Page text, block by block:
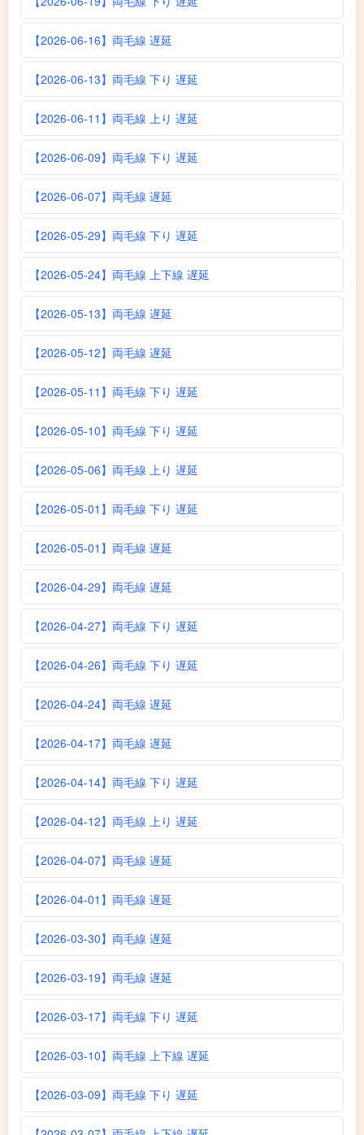
【2026-06-16】両毛線 遅延
【2026-06-13】両毛線 下り 遅延
【2026-06-11】両毛線 上り 遅延
【2026-06-09】両毛線 下り 遅延
【2026-06-07】両毛線 遅延
【2026-05-29】両毛線 下り 遅延
【2026-05-24】両毛線 上下線 遅延
【2026-05-13】両毛線 遅延
【2026-05-12】両毛線 遅延
【2026-05-11】両毛線 下り 遅延
【2026-05-10】両毛線 下り 遅延
【2026-05-06】両毛線 上り 遅延
【2026-05-01】両毛線 下り 遅延
【2026-05-01】両毛線 遅延
【2026-04-29】両毛線 遅延
【2026-04-27】両毛線 下り 遅延
【2026-04-26】両毛線 下り 遅延
【2026-04-24】両毛線 遅延
【2026-04-17】両毛線 遅延
【2026-04-14】両毛線 下り 遅延
【2026-04-12】両毛線 上り 遅延
【2026-04-07】両毛線 遅延
【2026-04-01】両毛線 遅延
【2026-03-30】両毛線 遅延
【2026-03-19】両毛線 遅延
【2026-03-17】両毛線 下り 遅延
【2026-03-10】両毛線 上下線 遅延
【2026-03-09】両毛線 下り 遅延